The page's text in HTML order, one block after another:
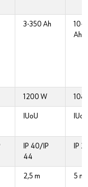
3-350 Ah
10-
Ah
1200 W
IUoU IUoU
IP 40/IP
44
IP 21
2,5 m 5 m